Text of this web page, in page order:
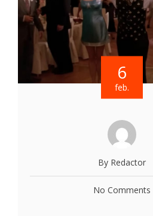
6
feb.
By Redactor
No Comments